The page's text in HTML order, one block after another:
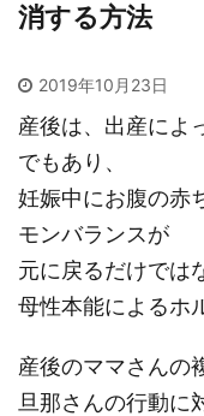
消する方法
2019年10月23日
産後は、出産によ
でもあり、
妊娠中にお腹の赤
モンバランスが
元に戻るだけでは
母性本能によるホ
産後のママさんの
旦那さんの行動に